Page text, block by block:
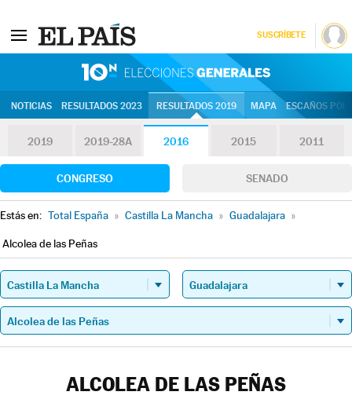
SUSCRÍBETE
NOTICIAS RESULTADOS 2023 RESULTADOS 2019 MAPA ESCAÑOS
2019 2019-28A 2016 2015 2011
CONGRESO SENADO
Estás en: Total España » Castilla La Mancha » Guadalajara »
Alcolea de las Peñas
ALCOLEA DE LAS PEÑAS